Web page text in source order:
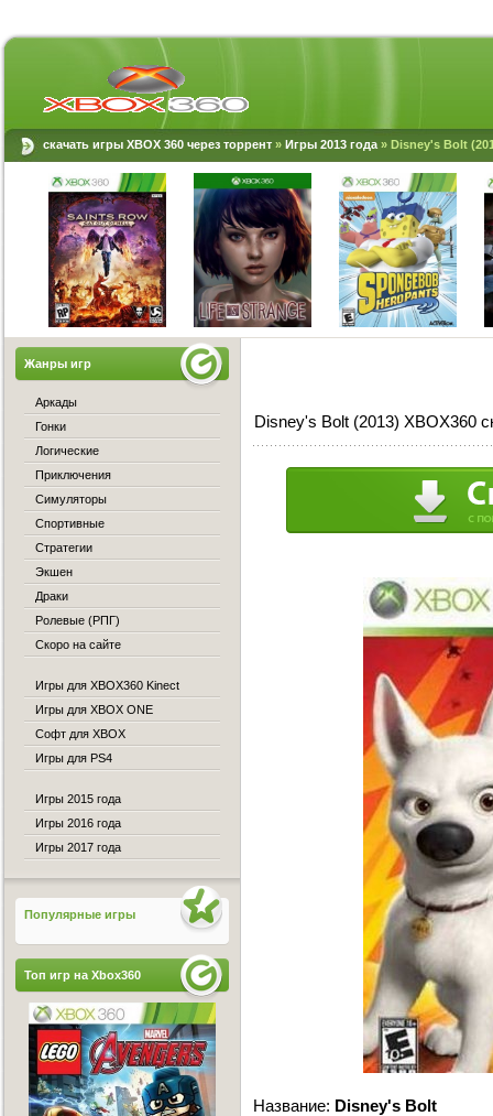
скачать игры XBOX 360 через торрент » Игры 2013 года » Disney's Bolt
Disney's Bolt (2013) XBOX360
Название: Disney's Bolt
Жанры игр
Аркады
Гонки
Логические
Приключения
Симуляторы
Спортивные
Стратегии
Экшен
Драки
Ролевые (РПГ)
Скоро на сайте
Игры для XBOX360 Kinect
Игры для XBOX ONE
Софт для XBOX
Игры для PS4
Игры 2015 года
Игры 2016 года
Игры 2017 года
Популярные игры
Топ игр на Xbox360